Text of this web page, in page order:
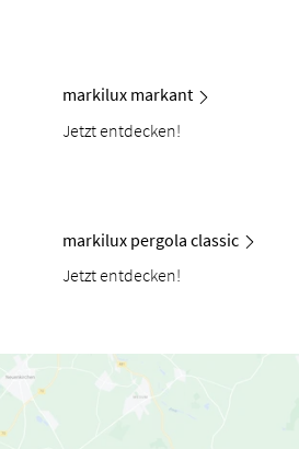
markilux markant
Jetzt entdecken!
markilux pergola classic
Jetzt entdecken!